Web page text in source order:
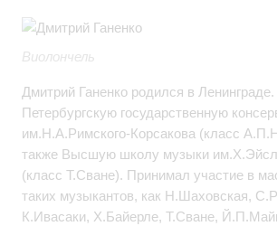
Виолончель
Дмитрий Ганенко родился в
Петербургскую государственную
им.Н.А.Римского-Корсакова (класс
также Высшую школу музыки
(класс Т.Сване). Принимал участие в
таких музыкантов, как Н.Шаховская,
К.Ивасаки, Х.Байерле, Т.Сване,